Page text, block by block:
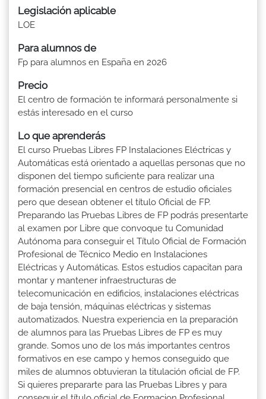
Legislación aplicable
LOE
Para alumnos de
Fp para alumnos en España en 2026
Precio
El centro de formación te informará personalmente si
estás interesado en el curso
Lo que aprenderás
El curso Pruebas Libres FP Instalaciones Eléctricas y
Automáticas está orientado a aquellas personas que no
disponen del tiempo suficiente para realizar una
formación presencial en centros de estudio oficiales
pero que desean obtener el título Oficial de FP.
Preparando las Pruebas Libres de FP podrás presentarte
al examen por Libre que convoque tu Comunidad
Autónoma para conseguir el Título Oficial de Formación
Profesional de Técnico Medio en Instalaciones
Eléctricas y Automáticas. Estos estudios capacitan para
montar y mantener infraestructuras de
telecomunicación en edificios, instalaciones eléctricas
de baja tensión, máquinas eléctricas y sistemas
automatizados. Nuestra experiencia en la preparación
de alumnos para las Pruebas Libres de FP es muy
grande. Somos uno de los más importantes centros
formativos en ese campo y hemos conseguido que
miles de alumnos obtuvieran la titulación oficial de FP.
Si quieres prepararte para las Pruebas Libres y para